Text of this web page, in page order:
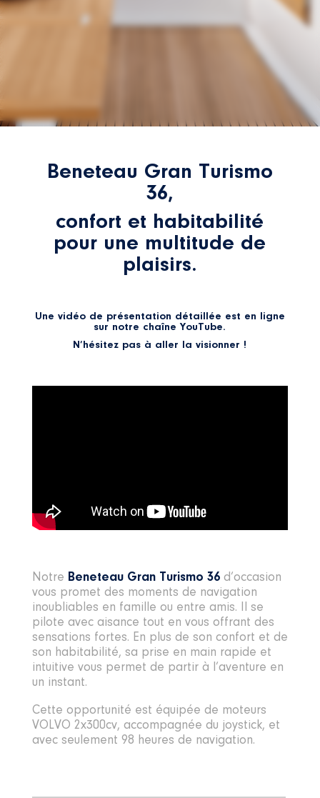
Beneteau Gran Turismo
36,
confort et habitabilité
pour une multitude de
plaisirs.
Une vidéo de présentation détaillée est en ligne
sur notre chaîne YouTube.
N’hésitez pas à aller la visionner !
Notre Beneteau Gran Turismo 36d’occasion
vous promet des moments de navigation
inoubliables en famille ou entre amis. Il se
pilote avec aisance tout en vous offrant des
sensations fortes. En plus de son confort et de
son habitabilité, sa prise en main rapide et
intuitive vous permet de partir à l’aventure en
un instant.
Cette opportunité est équipée de moteurs
VOLVO 2x300cv, accompagnée du joystick, et
avec seulement 98 heures de navigation.